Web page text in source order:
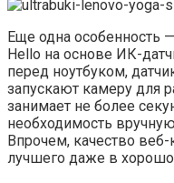
Еще одна особенность
Hello на основе ИК-
перед ноутбуком,
запускают камеру для
занимает не более
необходимость
Впрочем, качество
лучшего даже в